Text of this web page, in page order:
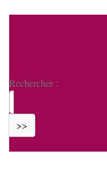
Rechercher :
>>